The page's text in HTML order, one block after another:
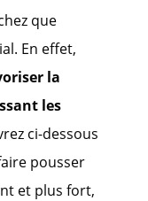
que
En effet,
la
les
ci-dessous
pousser
et plus fort,